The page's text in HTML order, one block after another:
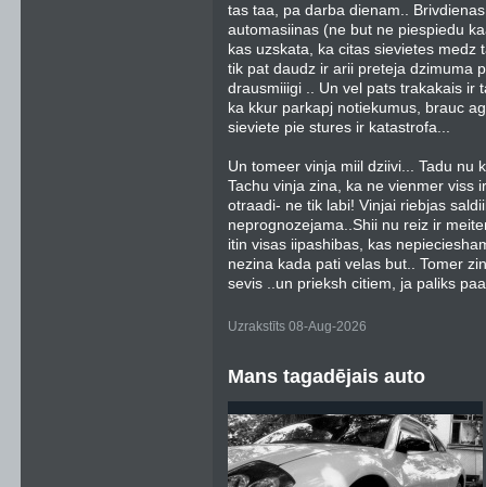
tas taa, pa darba dienam..
automasiinas (ne but ne piespiedu
kas uzskata, ka citas sievietes medz
tik pat daudz ir arii preteja dzimuma
drausmiiigi .. Un vel pats trakakais ir
ka kkur parkapj notiekumus, brauc
sieviete pie stures ir katastrofa...
Un tomeer vinja miil dziivi... Tadu nu
Tachu vinja zina, ka ne vienmer viss
otraadi- ne tik labi! Vinjai riebjas
neprognozejama..Shii nu reiz ir
itin visas iipashibas, kas
nezina kada pati velas but.. Tomer
sevis ..un prieksh citiem, ja paliks
Uzrakstīts 08-Aug-2026
Mans tagadējais auto